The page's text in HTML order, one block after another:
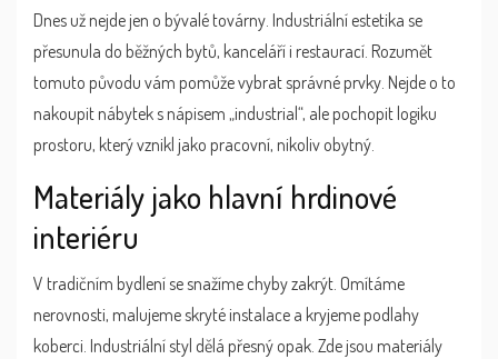
Dnes už nejde jen o bývalé továrny. Industriální estetika se
přesunula do běžných bytů, kanceláří i restaurací. Rozumět
tomuto původu vám pomůže vybrat správné prvky. Nejde o to
nakoupit nábytek s nápisem „industrial“, ale pochopit logiku
prostoru, který vznikl jako pracovní, nikoliv obytný.
Materiály jako hlavní hrdinové
interiéru
V tradičním bydlení se snažíme chyby zakrýt. Omítáme
nerovnosti, malujeme skryté instalace a kryjeme podlahy
koberci. Industriální styl dělá přesný opak. Zde jsou materiály